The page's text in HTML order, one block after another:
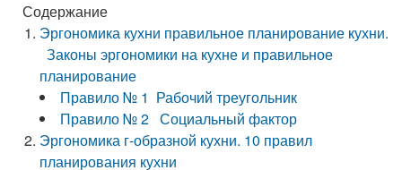
Содержание
Эргономика кухни правильное планирование кухни.
Законы эргономики на кухне и правильное
планирование
Правило № 1 Рабочий треугольник
Правило № 2 Социальный фактор
Эргономика г-образной кухни. 10 правил
планирования кухни